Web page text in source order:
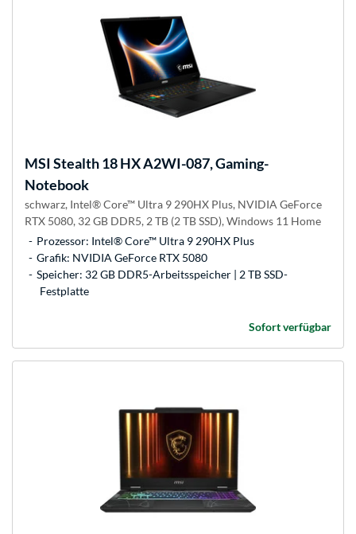
MSI Stealth 18 HX A2WI-087, Gaming-
Notebook
schwarz, Intel® Core™ Ultra 9 290HX Plus, NVIDIA GeForce
RTX 5080, 32 GB DDR5, 2 TB (2 TB SSD), Windows 11 Home
Prozessor: Intel® Core™ Ultra 9 290HX Plus
Grafik: NVIDIA GeForce RTX 5080
Speicher: 32 GB DDR5-Arbeitsspeicher | 2 TB SSD-
Festplatte
Sofort verfügbar